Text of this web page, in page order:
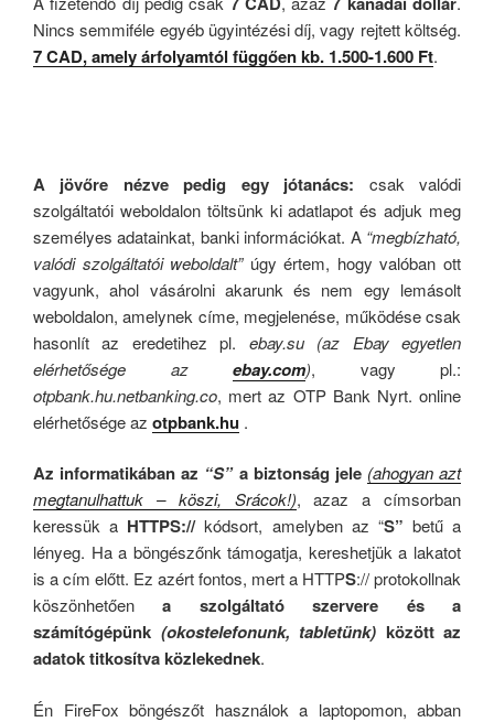
Nincs semmiféle egyéb ügyintézési díj, vagy rejtett költség.
7 CAD, amely árfolyamtól függően kb. 1.500-1.600 Ft.
A jövőre nézve pedig egy jótanács: csak valódi
szolgáltatói weboldalon töltsünk ki adatlapot és adjuk meg
személyes adatainkat, banki információkat. A “megbízható,
valódi szolgáltatói weboldalt”úgy értem, hogy valóban ott
vagyunk, ahol vásárolni akarunk és nem egy lemásolt
weboldalon, amelynek címe, megjelenése, működése csak
hasonlít az eredetihez pl. ebay.su (az Ebay egyetlen
elérhetősége az ebay.com), vagy pl.:
otpbank.hu.netbanking.co, mert az OTP Bank Nyrt. online
elérhetősége az otpbank.hu .
Az informatikában az “S”a biztonság jele (ahogyan azt
megtanulhattuk – köszi, Srácok!), azaz a címsorban
keressük a HTTPS://kódsort, amelyben az “S” betű a
lényeg. Ha a böngészőnk támogatja, kereshetjük a lakatot
is a cím előtt. Ez azért fontos, mert a HTTPS:// protokollnak
köszönhetőena szolgáltató szervere és a
számítógépünk (okostelefonunk, tabletünk) között az
adatok titkosítva közlekednek.
Én FireFox böngészőt használok a laptopomon, abban